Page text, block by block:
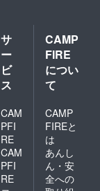
サ
ー
ビ
ス
CAM
PFI
RE
CAM
PFI
RE
CAMP
FIRE
につい
て
CAMP
FIREと
は
あんし
ん・安
全への